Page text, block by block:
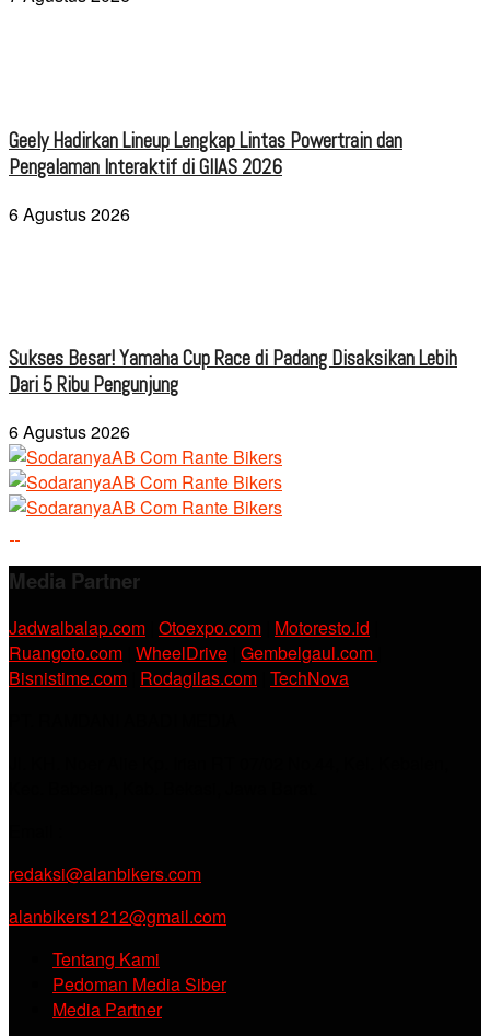
Geely Hadirkan Lineup Lengkap Lintas Powertrain dan
Pengalaman Interaktif di GIIAS 2026
6 Agustus 2026
Sukses Besar! Yamaha Cup Race di Padang Disaksikan Lebih
Dari 5 Ribu Pengunjung
6 Agustus 2026
Media Partner
Jadwalbalap.com Otoexpo.com Motoresto.id
Ruangoto.com WheelDrive Gembelgaul.com
Bisnistime.com Rodagilas.com TechNova
redaksi@alanbikers.com
alanbikers1212@gmail.com
Tentang Kami
Pedoman Media Siber
Media Partner